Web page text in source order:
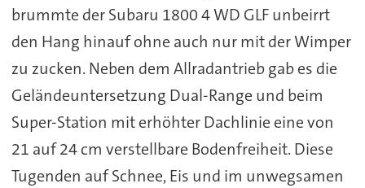
brummte der Subaru 1800 4 WD GLF unbeirrt
den Hang hinauf ohne auch nur mit der Wimper
zu zucken. Neben dem Allradantrieb gab es die
Geländeuntersetzung Dual-Range und beim
Super-Station mit erhöhter Dachlinie eine von
21 auf 24 cm verstellbare Bodenfreiheit. Diese
Tugenden auf Schnee, Eis und im unwegsamen